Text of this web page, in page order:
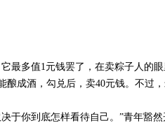
最多值1元钱罢了，在卖粽子人的
成酒，勾兑后，卖40元钱。不过
于你到底怎样看待自己。”青年豁然